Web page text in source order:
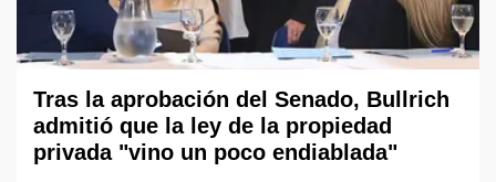
Tras la aprobación del Senado, Bullrich
admitió que la ley de la propiedad
privada "vino un poco endiablada"